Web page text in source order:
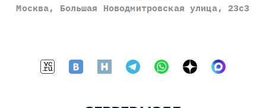
Москва, Большая Новодмитровская улица, 23с3